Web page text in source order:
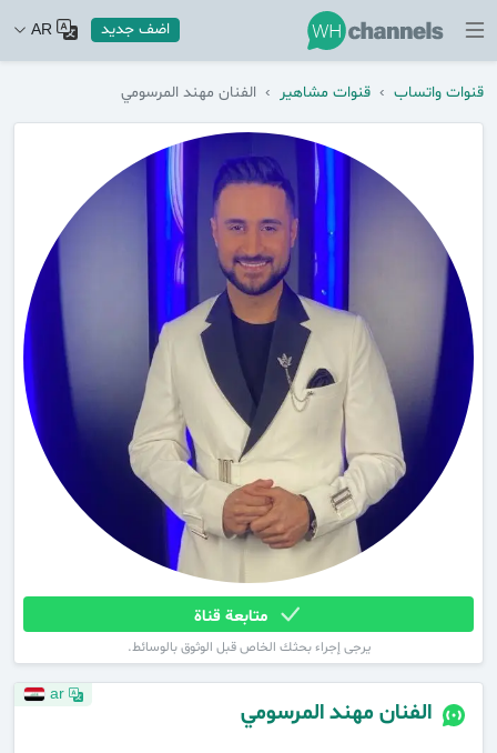
اضف جديد
قنوات واتساب › قنوات مشاهير › الفنان مهند المرسومي
متابعة قناة
يرجى إجراء بحثك الخاص قبل الوثوق بالوسائط.
الفنان مهند المرسومي